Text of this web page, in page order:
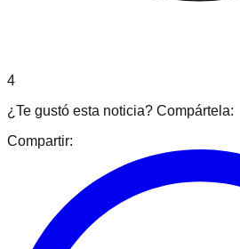
4
¿Te gustó esta noticia? Compártela:
Compartir: